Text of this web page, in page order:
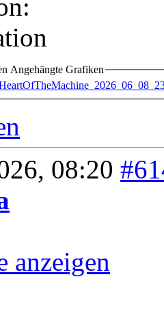
Angehängte Grafiken
08:20
anzeigen